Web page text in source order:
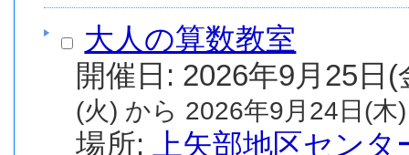
大人の算数教室
(火) から 2026年9月24日(木
場所:
上矢部地区センタ